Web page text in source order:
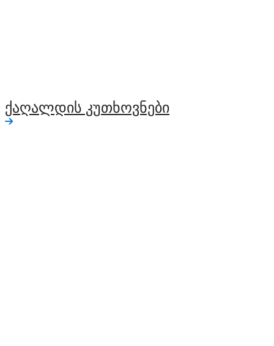
ქაღალდის კუთხოვნები